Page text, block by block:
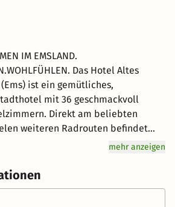
IM EMSLAND.
Das Hotel Altes
ist ein gemütliches,
mit 36 geschmackvoll
Direkt am beliebten
weiteren Radrouten befindet
ca.1 km weg von der Lingener
Küche mit modernen
Wetter können Sie auch unsere
Getränke im sonnigen Biergarten
mehr anzeigen